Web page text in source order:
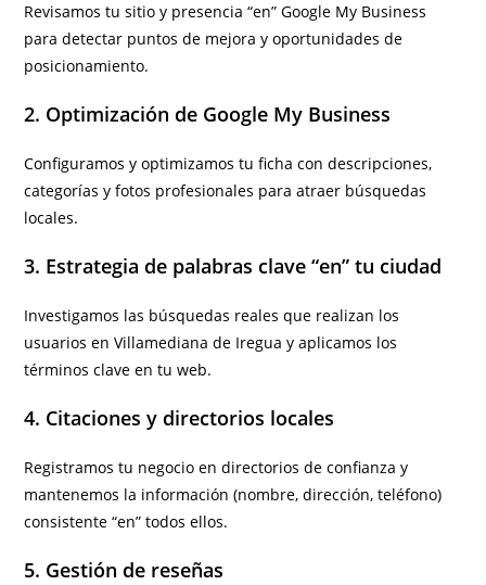
Revisamos tu sitio y presencia “en” Google My Business
para detectar puntos de mejora y oportunidades de
posicionamiento.
2. Optimización de Google My Business
Configuramos y optimizamos tu ficha con descripciones,
categorías y fotos profesionales para atraer búsquedas
locales.
3. Estrategia de palabras clave “en” tu ciudad
Investigamos las búsquedas reales que realizan los
usuarios en Villamediana de Iregua y aplicamos los
términos clave en tu web.
4. Citaciones y directorios locales
Registramos tu negocio en directorios de confianza y
mantenemos la información (nombre, dirección, teléfono)
consistente “en” todos ellos.
5. Gestión de reseñas